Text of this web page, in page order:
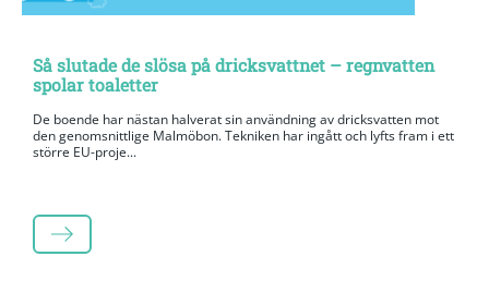
Så slutade de slösa på dricksvattnet – regnvatten
spolar toaletter
De boende har nästan halverat sin användning av dricksvatten mot
den genomsnittlige Malmöbon. Tekniken har ingått och lyfts fram i ett
större EU-proje...
LÄS MER